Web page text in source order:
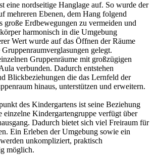
eine nordseitige Hanglage auf. So wurde der
mehreren Ebenen, dem Hang folgend
große Erdbewegungen zu vermeiden und
harmonisch in die Umgebung
Wert wurde auf das Öffnen der Räume
gelegt.
Gruppenräume mit großzügigen
verbunden. Dadurch entstehen
Blickbeziehungen die das Lernfeld der
hinaus, unterstützen und erweitern.
des Kindergartens ist seine Beziehung
einzelne Kindergartengruppe verfügt über
Dadurch bietet sich viel Freiraum für
Ein Erleben der Umgebung sowie ein
unkompliziert, praktisch
möglich.